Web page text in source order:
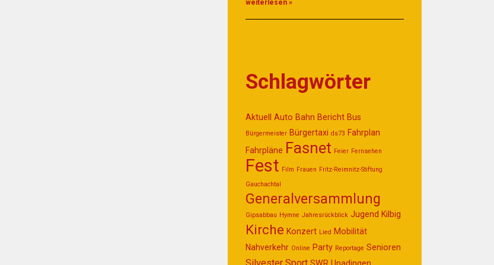
weiterlesen »
Schlagwörter
Aktuell Auto Bahn Bericht Bus
Bürgermeister Bürgertaxi ds73 Fahrplan
Fahrpläne Fasnet Feier Fernsehen
Fest Film Frauen Fritz-Reimnitz-Stiftung
Gauchachtal
Generalversammlung
Gipsabbau Hymne Jahresrückblick Jugend Kilbig
Kirche Konzert Lied Mobilität
Nahverkehr Online Party Reportage Senioren